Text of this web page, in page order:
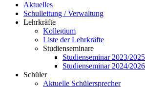
Aktuelles
Schulleitung / Verwaltung
Lehrkräfte
Kollegium
Liste der Lehrkräfte
Studienseminare
Studienseminar 2023/2025
Studienseminar 2024/2026
Schüler
Aktuelle Schülersprecher